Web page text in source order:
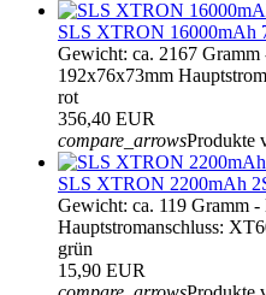
SLS XTRON 16000mAh
Gewicht: ca. 2167
192x76x73mm
rot
356,40 EUR
compare_arrowsProdukte
SLS XTRON 2200mAh
Gewicht: ca. 119 Gramm
Hauptstromanschluss:
grün
15,90 EUR